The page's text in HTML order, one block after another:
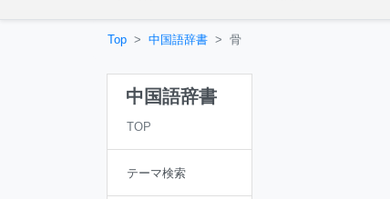
Top 中国語辞書 骨
中国語辞書
TOP
テーマ検索